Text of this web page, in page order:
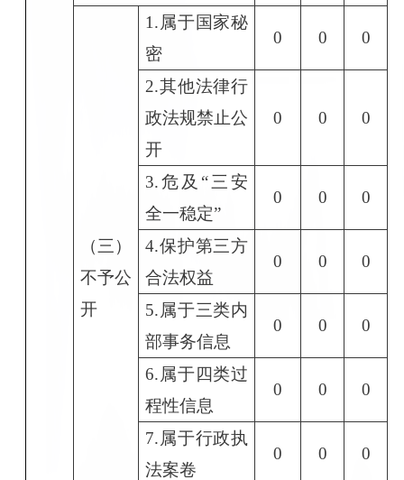
（三）
不予公
开
1.属于国家秘
密
0 0 0
2.其他法律行
政法规禁止公
开
0 0 0
3.危及“三安
全一稳定”
0 0 0
4.保护第三方
合法权益
0 0 0
5.属于三类内
部事务信息
0 0 0
6.属于四类过
程性信息
0 0 0
7.属于行政执
法案卷
0 0 0